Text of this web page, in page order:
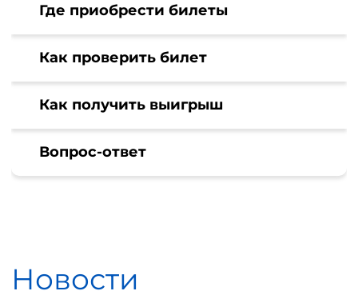
Где приобрести билеты
Как проверить билет
Как получить выигрыш
Вопрос-ответ
Новости